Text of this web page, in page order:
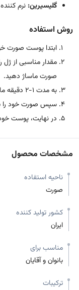
گلیسیرین: نرم
روش استفاده
ابتدا پوست صورت
مقدار مناسبی از
صورت ماساژ دهید.
به مدت 1-2 دقیقه ماساژ دهید تا آلودگی‌ها به خوبی پاک شوند.
سپس صورت خود را
در نهایت، پوست
مشخصات محصول
ناحیه استفاده
صورت
کشور تولید کننده
ایران
مناسب برای
بانوان و آقایان
ترکیبات